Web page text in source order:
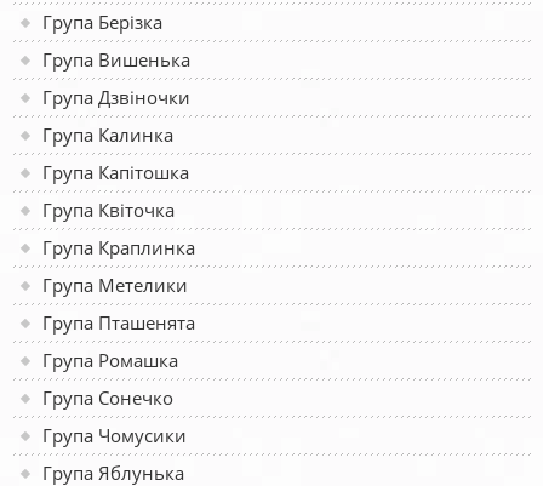
Група Берізка
Група Вишенька
Група Дзвіночки
Група Калинка
Група Капітошка
Група Квіточка
Група Краплинка
Група Метелики
Група Пташенята
Група Ромашка
Група Сонечко
Група Чомусики
Група Яблунька